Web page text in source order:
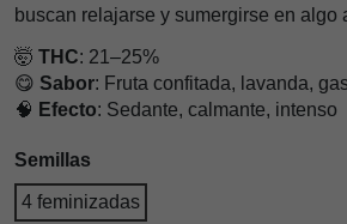
buscan relajarse y sumergirse en algo
🤯 THC: 21–25%
😋 Sabor: Fruta confitada, lavanda,
🧠 Efecto: Sedante, calmante, intenso
Semillas
4 feminizadas